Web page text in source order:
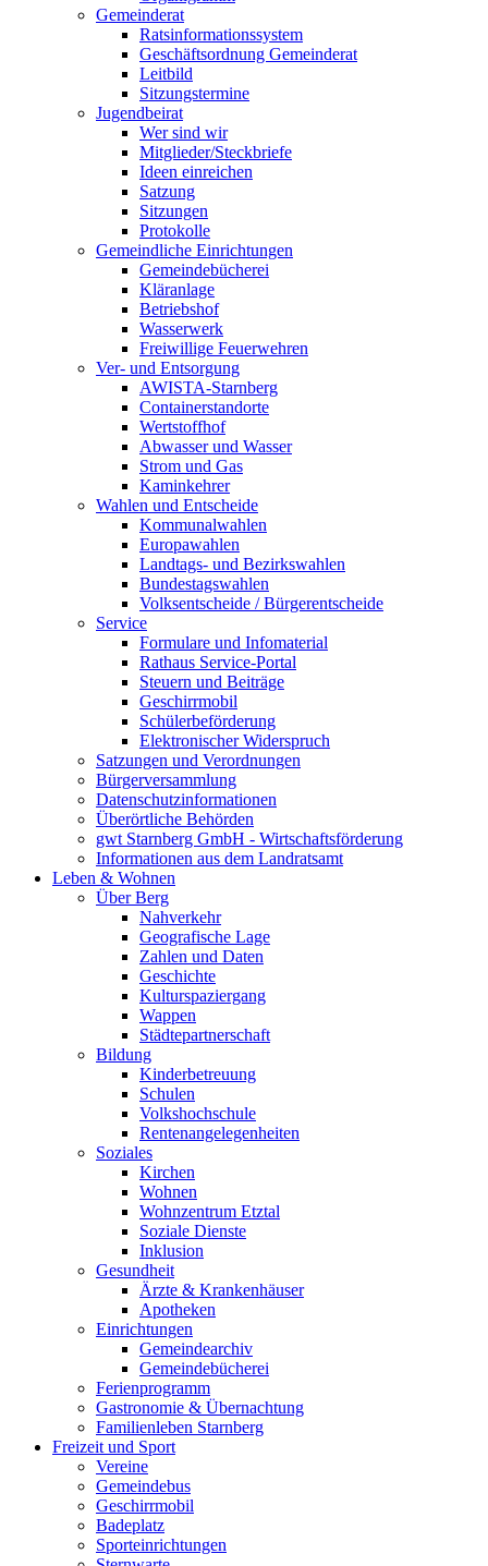
Gemeinderat
Ratsinformationssystem
Geschäftsordnung Gemeinderat
Leitbild
Sitzungstermine
Jugendbeirat
Wer sind wir
Mitglieder/Steckbriefe
Ideen einreichen
Satzung
Sitzungen
Protokolle
Gemeindliche Einrichtungen
Gemeindebücherei
Kläranlage
Betriebshof
Wasserwerk
Freiwillige Feuerwehren
Ver- und Entsorgung
AWISTA-Starnberg
Containerstandorte
Wertstoffhof
Abwasser und Wasser
Strom und Gas
Kaminkehrer
Wahlen und Entscheide
Kommunalwahlen
Europawahlen
Landtags- und Bezirkswahlen
Bundestagswahlen
Volksentscheide / Bürgerentscheide
Service
Formulare und Infomaterial
Rathaus Service-Portal
Steuern und Beiträge
Geschirrmobil
Schülerbeförderung
Elektronischer Widerspruch
Satzungen und Verordnungen
Bürgerversammlung
Datenschutzinformationen
Überörtliche Behörden
gwt Starnberg GmbH - Wirtschaftsförderung
Informationen aus dem Landratsamt
Leben & Wohnen
Über Berg
Nahverkehr
Geografische Lage
Zahlen und Daten
Geschichte
Kulturspaziergang
Wappen
Städtepartnerschaft
Bildung
Kinderbetreuung
Schulen
Volkshochschule
Rentenangelegenheiten
Soziales
Kirchen
Wohnen
Wohnzentrum Etztal
Soziale Dienste
Inklusion
Gesundheit
Ärzte & Krankenhäuser
Apotheken
Einrichtungen
Gemeindearchiv
Gemeindebücherei
Ferienprogramm
Gastronomie & Übernachtung
Familienleben Starnberg
Freizeit und Sport
Vereine
Gemeindebus
Geschirrmobil
Badeplatz
Sporteinrichtungen